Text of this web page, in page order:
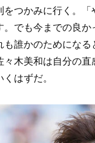
つかみに行く。
でも今までの良
誰かのためにな
木美和は自分の
はずだ。